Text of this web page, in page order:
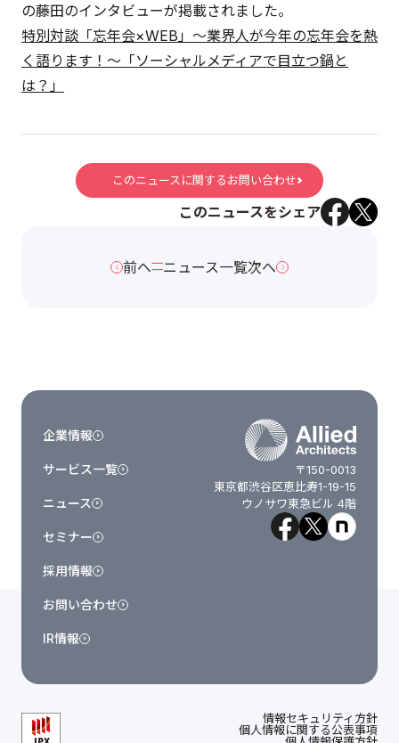
の藤田のインタビューが掲載されました。
特別対談「忘年会×WEB」～業界人が今年の忘年会を熱
く語ります！～「ソーシャルメディアで目立つ鍋と
は？」
このニュースに関するお問い合わせ
このニュースをシェア
前へ ニュース一覧次へ
〒150-0013
東京都渋谷区恵比寿1-19-15
ウノサワ東急ビル 4階
企業情報
サービス一覧
ニュース
セミナー
採用情報
お問い合わせ
IR情報
情報セキュリティ方針
個人情報に関する公表事項